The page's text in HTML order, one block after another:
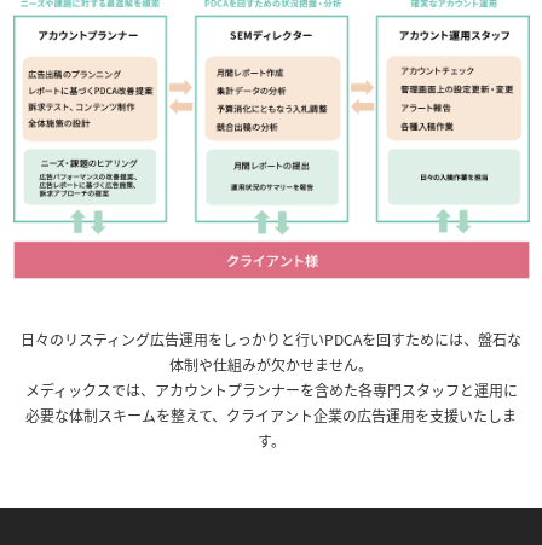
日々のリスティング広告運用をしっかりと行いPDCAを回すためには、盤石な
体制や仕組みが欠かせません。
メディックスでは、アカウントプランナーを含めた各専門スタッフと運用に
必要な体制スキームを整えて、クライアント企業の広告運用を支援いたしま
す。